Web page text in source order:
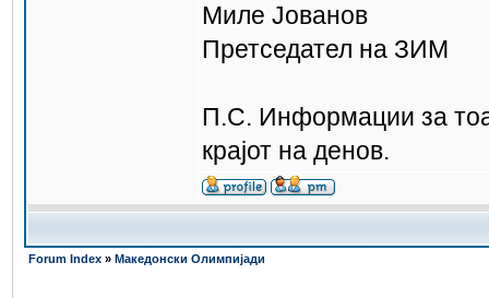
Миле Јованов
Претседател на ЗИМ
П.С. Информации за тоа
крајот на денов.
Forum Index » Македонски Олимпијади